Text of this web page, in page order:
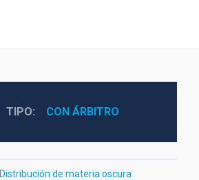
TIPO CON ÁRBITRO
Distribución de materia oscura